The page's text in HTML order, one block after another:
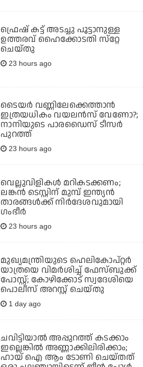
ഫ്രെഷ് കട്ട് അടച്ചു പൂട്ടാനുള്ള
ഉത്തരവ് ഹൈക്കോടതി സ്‌റ്റേ
ചെയ്തു
23 hours ago
ടൈയര്‍ വണ്ണിലേക്കെത്താന്‍
ഇത്രയധികം വയലന്‍സ് വേണോ?;
നാനിയുടെ പാരഡൈസ് ടീസര്‍
പുറത്ത്
23 hours ago
വെല്ലുവിളികള്‍ മറികടക്കണം;
ലങ്കന്‍ ടെസ്റ്റിന് മുമ്പ് ഇന്ത്യന്‍
താരങ്ങള്‍ക്ക് നിര്‍ദേശവുമായി
ഗംഭീര്‍
23 hours ago
മുഖ്യമന്ത്രിയുടെ ഹെലികോപ്റ്റര്‍
യാത്രയെ വിമര്‍ശിച്ച് ഫേസ്ബുക്ക്
പോസ്റ്റ്; കോഴിക്കോട് സ്വദേശിയെ
പൊലീസ് അറസ്റ്റ് ചെയ്തു
1 day ago
ചവിട്ടിയാല്‍ അപ്പുറത്ത് കടക്കാം
ഇല്ലെങ്കില്‍ അണ്ണാക്കിലിരിക്കാം;
ഹായ് ഐ ആം ടോണി ചെയ്തത്